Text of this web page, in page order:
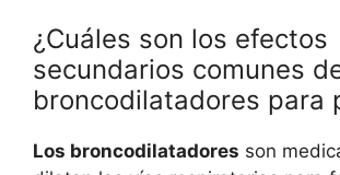
¿Cuáles son los efectos
secundarios comunes
broncodilatadores para
Los broncodilatadores son